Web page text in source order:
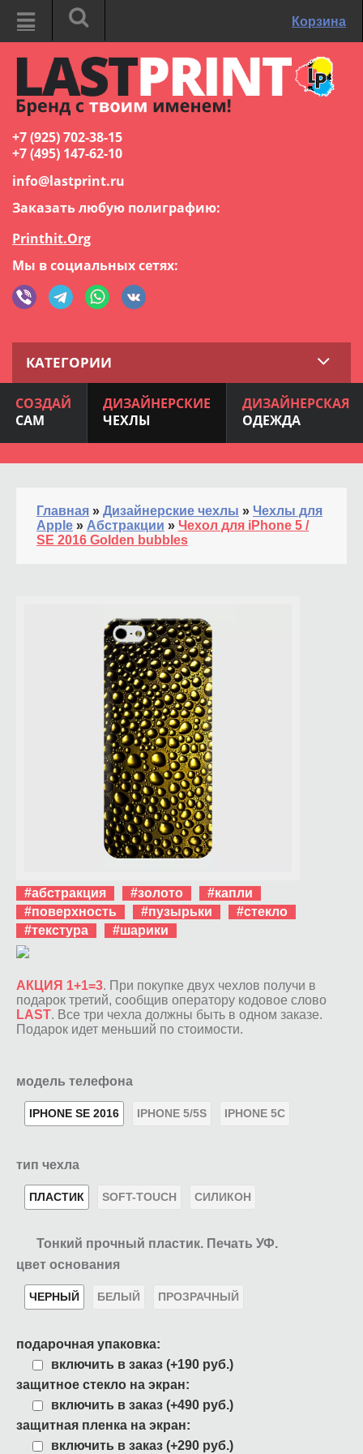
Корзина
+7 (925) 702-38-15
+7 (495) 147-62-10
info@lastprint.ru
Заказать любую полиграфию:
Printhit.Org
Мы в социальных сетях:
КАТЕГОРИИ
СОЗДАЙ
САМ
ДИЗАЙНЕРСКИЕ
ЧЕХЛЫ
ДИЗАЙНЕРСКАЯ
ОДЕЖДА
Главная » Дизайнерские чехлы » Чехлы для
Apple » Абстракции » Чехол для iPhone 5 /
SE 2016 Golden bubbles
#абстракция #золото
#капли
#поверхность
#пузырьки
#стекло
#текстура
#шарики
АКЦИЯ 1+1=3. При покупке двух чехлов получи в
подарок третий, сообщив оператору кодовое слово
LAST. Все три чехла должны быть в одном заказе.
Подарок идет меньший по стоимости.
модель телефона
IPHONE SE 2016 IPHONE 5/5S IPHONE 5C
тип чехла
ПЛАСТИК SOFT-TOUCH СИЛИКОН
Тонкий прочный пластик. Печать УФ.
цвет основания
ЧЕРНЫЙ БЕЛЫЙ ПРОЗРАЧНЫЙ
подарочная упаковка:
включить в заказ (+190 руб.)
защитное стекло на экран:
включить в заказ (+490 руб.)
защитная пленка на экран:
включить в заказ (+290 руб.)